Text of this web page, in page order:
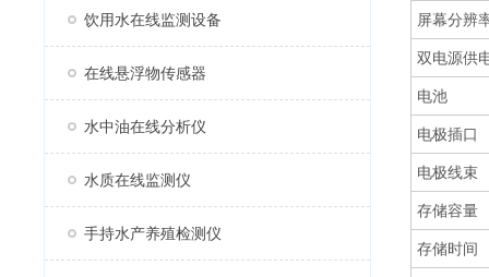
饮用水在线监测设备
在线悬浮物传感器
水中油在线分析仪
水质在线监测仪
手持水产养殖检测仪
屏幕分辨
双电源供
电池
电极插口
电极线束
存储容量
存储时间